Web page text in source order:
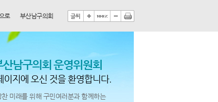
로
부산남구의회
산남구의회 운영위원회
이지에 오신 것을 환영합니다.
찬 미래를 위해 구민여러분과 함께하는